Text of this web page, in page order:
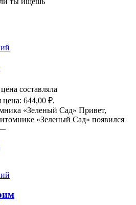
составляла
цена: 644,00 ₽.
«Зеленый Сад» Привет,
«Зеленый Сад» появился